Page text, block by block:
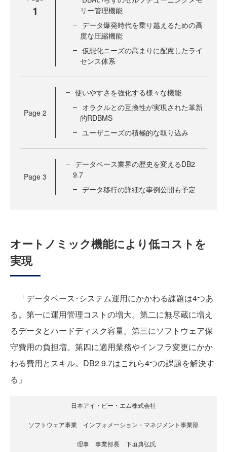
1
リー管理機能
データ爆発時代を乗り越えるための高
度な圧縮機能
仮想化ニーズの高まりに配慮したライ
センス体系
Page 2
使いやすさを強化する様々な機能
オラクルとの互換性が実現された革新
的RDBMS
ユーザニーズの積極的な取り込み
Page 3
データベース業界の歴史を変えるDB2
9.7
データ移行の詳細な事例公開も予定
オートノミック機能により低コストを
実現
「データベース･システム運用にかかわる課題は4つあ
る。第一に運用管理コストの増大。第二に無尽蔵に増え
るデータとハードディスク容量。第三にソフトウェア保
守費用の負担増。第四に適用業務やインフラ変更にかか
わる費用とスキル。DB2 9.7はこれら4つの課題を解決す
る」
日本アイ・ビー・エム株式会社
ソフトウェア事業 インフォメーション・マネジメント事業部
理事 事業部長 下垣典弘氏